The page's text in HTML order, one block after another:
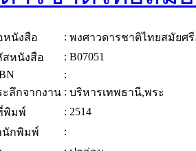
หนังสือ : พงศาวดารชาติไทยสมัยศ
สหนังสือ
: B07051
:
ะลึกจากงาน : บริหารเทพธานี,พระ
พิมพ์
: 2514
นักพิมพ์
: